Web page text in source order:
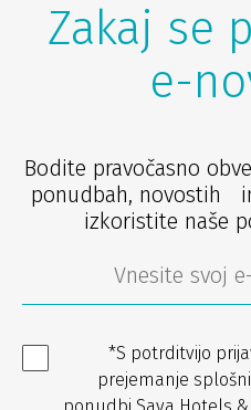
Zakaj se
e-
Bodite pravočasno
ponudbah, novostih
izkoristite naše
*S potrditvijo
prejemanje